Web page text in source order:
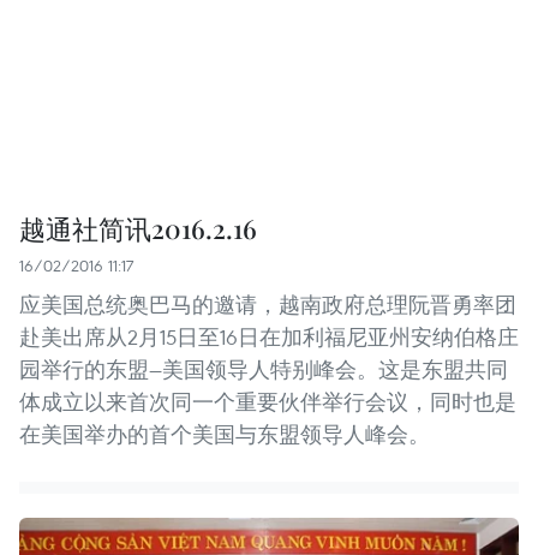
越通社简讯2016.2.16
16/02/2016 11:17
应美国总统奥巴马的邀请，越南政府总理阮晋勇率团
赴美出席从2月15日至16日在加利福尼亚州安纳伯格庄
园举行的东盟—美国领导人特别峰会。这是东盟共同
体成立以来首次同一个重要伙伴举行会议，同时也是
在美国举办的首个美国与东盟领导人峰会。